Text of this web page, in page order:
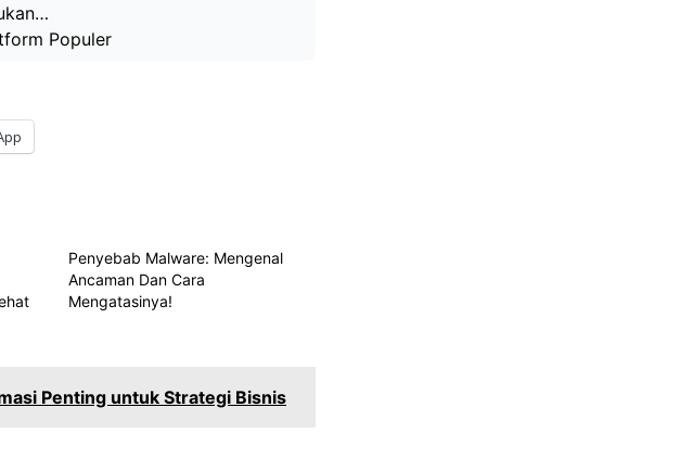
Populer
Penyebab Malware: Mengenal
Ancaman Dan Cara
Mengatasinya!
Penting untuk Strategi Bisnis